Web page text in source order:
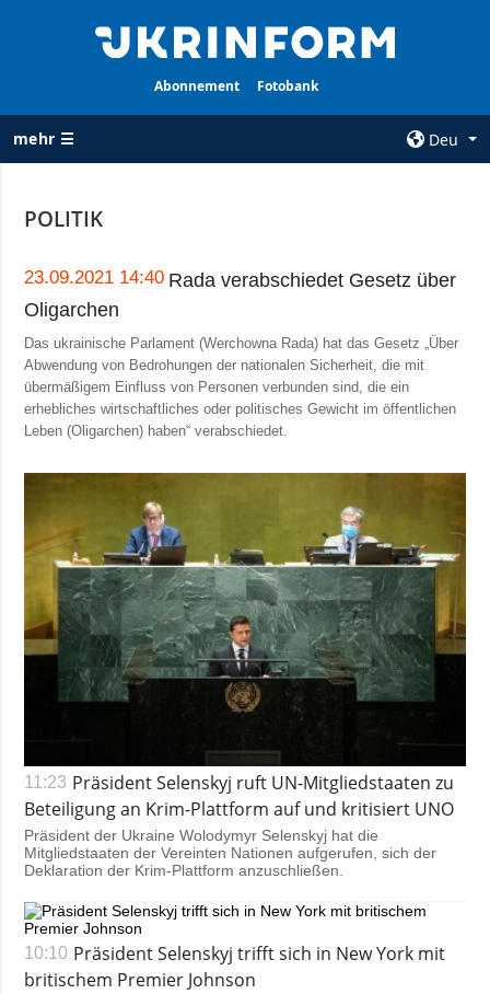
Abonnement Fotobank
mehr ☰
Deu
RUBRIKEN
Krieg
Wiederaufbau
der Ukraine
Politik
Wirtschaft
Gesellschaft und
Kultur
Sport
Kriminalität
Notstand und
Notfälle
Über uns
services
Politik zur
Vertraulichkeit
Daten
ZUSÄTZLICH
Interview
Fotos
Video
LEISTUNGEN
Abonnement
Fotobank
POLITIK
23.09.2021 14:40 Rada verabschiedet Gesetz über
Oligarchen
Das ukrainische Parlament (Werchowna Rada) hat das Gesetz „Über
Abwendung von Bedrohungen der nationalen Sicherheit, die mit
übermäßigem Einfluss von Personen verbunden sind, die ein
erhebliches wirtschaftliches oder politisches Gewicht im öffentlichen
Leben (Oligarchen) haben“ verabschiedet.
11:23 Präsident Selenskyj ruft UN-Mitgliedstaaten zu
Beteiligung an Krim-Plattform auf und kritisiert UNO
Präsident der Ukraine Wolodymyr Selenskyj hat die
Mitgliedstaaten der Vereinten Nationen aufgerufen, sich der
Deklaration der Krim-Plattform anzuschließen.
10:10 Präsident Selenskyj trifft sich in New York mit
britischem Premier Johnson